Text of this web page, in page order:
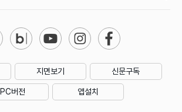
지면보기 신문구독
PC버전 앱설치